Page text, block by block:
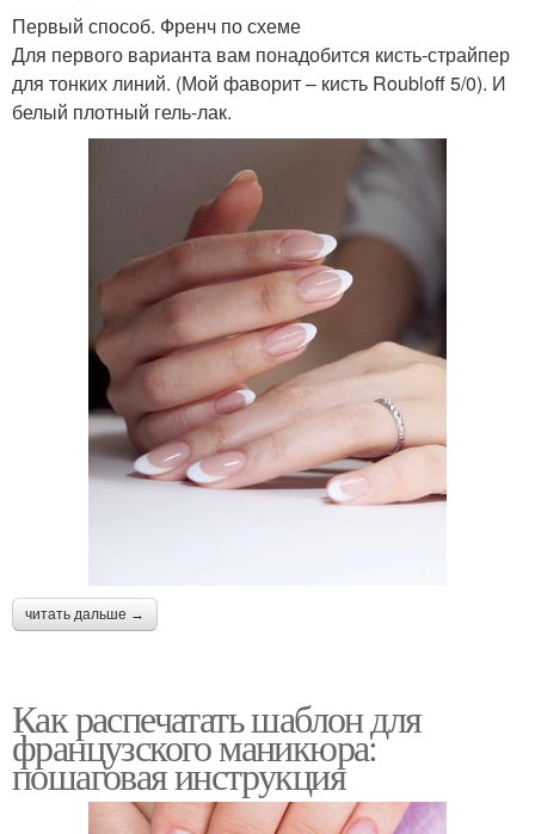
Первый способ. Френч по схеме
Для первого варианта вам понадобится кисть-страйпер
для тонких линий. (Мой фаворит – кисть Roubloff 5/0). И
белый плотный гель-лак.
читать дальше →
Как распечатать шаблон для
французского маникюра:
пошаговая инструкция